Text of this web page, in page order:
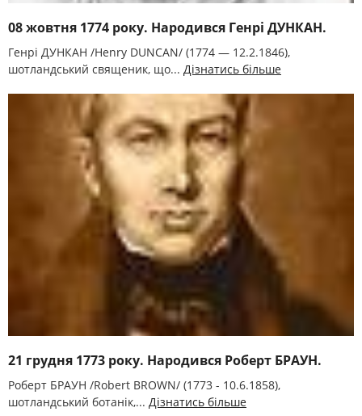
08 жовтня 1774 року. Народився Генрі ДУНКАН.
Генрі ДУНКАН /Henry DUNCAN/ (1774 — 12.2.1846),
шотландський священик, що... Дізнатись більше
21 грудня 1773 року. Народився Роберт БРАУН.
Роберт БРАУН /Robert BROWN/ (1773 - 10.6.1858),
шотландський ботанік,... Дізнатись більше